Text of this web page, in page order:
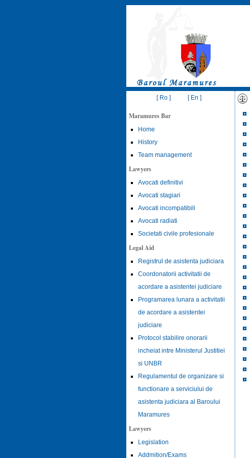
[ Ro ] [ En ]
Maramures Bar
Home
History
Team management
Lawyers
Avocati definitivi
Avocati stagiari
Avocati incompatibili
Avocati radiati
Societati civile profesionale
Legal Aid
Registrul de asistenta judiciara
Coordonatorii activitatii de
acordare a asistentei judiciare
Programarea lunara a activitatii
de acordare a asistentei
judiciare
Protocol stabilire onorarii
incheiat intre Ministerul Justitiei
si UNBR
Regulamentul de organizare si
functionare a serviciului de
asistenta judiciara al Baroului
Maramures
Lawyers
Legislation
Addmition/Exams